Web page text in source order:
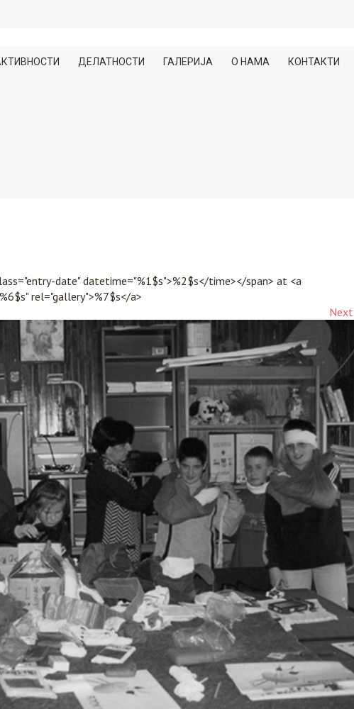
ДЕЛАТНОСТИ ГАЛЕРИЈА О НАМА КОНТАКТИ
date" datetime="%1$s">%2$s</time></span> at <a
rel="gallery">%7$s</a>
Next